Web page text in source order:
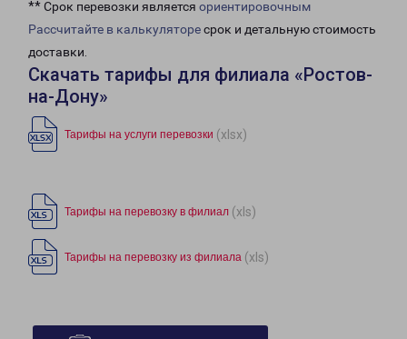
** Срок перевозки является ориентировочным
Рассчитайте в калькуляторесрок и детальную стоимость
доставки.
Скачать тарифы для филиала «Ростов-
на-Дону»
Тарифы на услуги перевозки (xlsx)
Тарифы на перевозку в филиал (xls)
Тарифы на перевозку из филиала (xls)